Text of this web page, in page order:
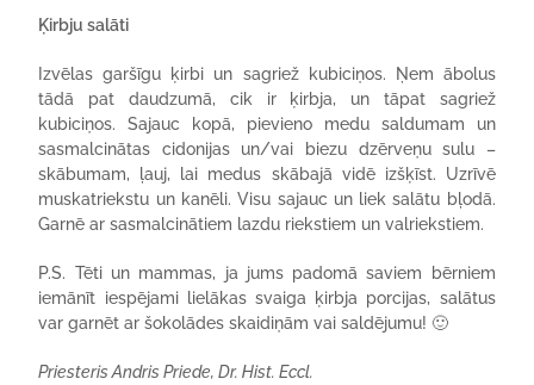
Ķirbju salāti
Izvēlas garšīgu ķirbi un sagriež kubiciņos. Ņem ābolus
tādā pat daudzumā, cik ir ķirbja, un tāpat sagriež
kubiciņos. Sajauc kopā, pievieno medu saldumam un
sasmalcinātas cidonijas un/vai biezu dzērveņu sulu –
skābumam, ļauj, lai medus skābajā vidē izšķīst. Uzrīvē
muskatriekstu un kanēli. Visu sajauc un liek salātu bļodā.
Garnē ar sasmalcinātiem lazdu riekstiem un valriekstiem.
P.S. Tēti un mammas, ja jums padomā saviem bērniem
iemānīt iespējami lielākas svaiga ķirbja porcijas, salātus
var garnēt ar šokolādes skaidiņām vai saldējumu! 🙂
Priesteris Andris Priede, Dr. Hist. Eccl.